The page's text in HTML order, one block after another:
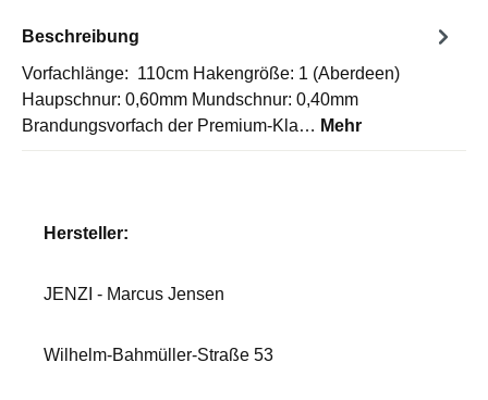
Beschreibung
Vorfachlänge: 110cm Hakengröße: 1 (Aberdeen)
Haupschnur: 0,60mm Mundschnur: 0,40mm
Brandungsvorfach der Premium-Kla… Mehr
Hersteller:
JENZI - Marcus Jensen
Wilhelm-Bahmüller-Straße 53